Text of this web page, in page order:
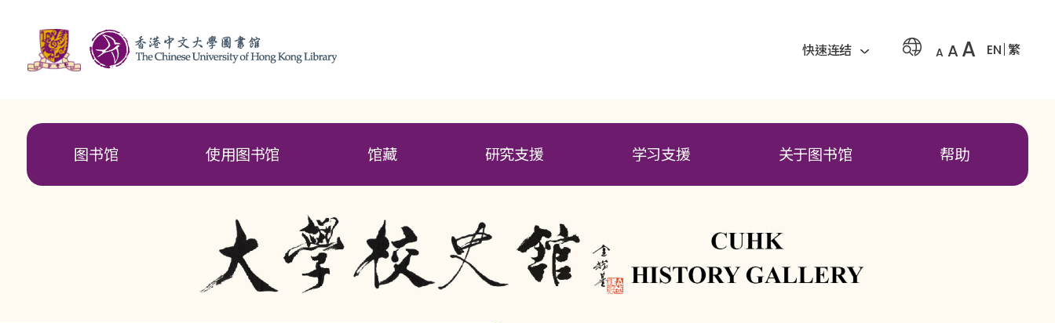
快速连结 A A A EN 繁
图书馆 使用图书馆 馆藏 研究支援 学习支援 关于图书馆 帮助